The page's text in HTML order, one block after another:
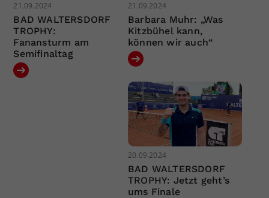
21.09.2024
BAD WALTERSDORF
TROPHY:
Fanansturm am
Semifinaltag
21.09.2024
Barbara Muhr: „Was
Kitzbühel kann,
können wir auch“
20.09.2024
BAD WALTERSDORF
TROPHY: Jetzt geht’s
ums Finale